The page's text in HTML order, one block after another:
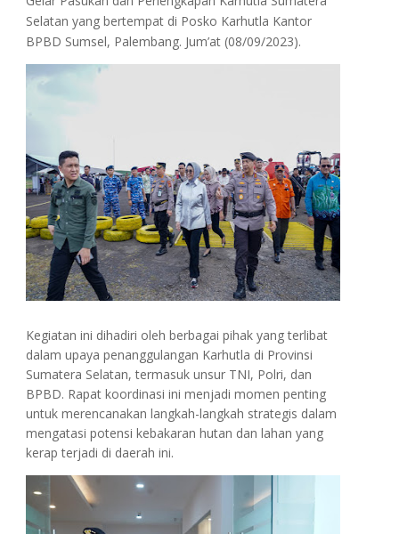
Selatan yang bertempat di Posko Karhutla Kantor
BPBD Sumsel, Palembang. Jum’at (08/09/2023).
Kegiatan ini dihadiri oleh berbagai pihak yang terlibat
dalam upaya penanggulangan Karhutla di Provinsi
Sumatera Selatan, termasuk unsur TNI, Polri, dan
BPBD. Rapat koordinasi ini menjadi momen penting
untuk merencanakan langkah-langkah strategis dalam
mengatasi potensi kebakaran hutan dan lahan yang
kerap terjadi di daerah ini.